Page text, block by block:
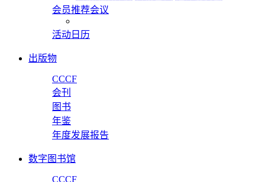
会员推荐会议
活动日历
出版物
CCCF
会刊
图书
年鉴
年度发展报告
数字图书馆
CCCF